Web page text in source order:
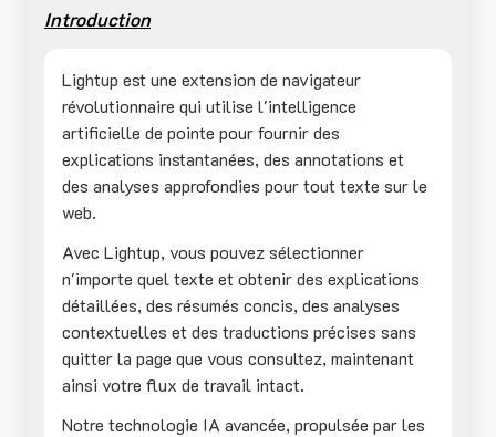
Introduction
Lightup est une extension de navigateur
révolutionnaire qui utilise l'intelligence
artificielle de pointe pour fournir des
explications instantanées, des annotations et
des analyses approfondies pour tout texte sur le
web.
Avec Lightup, vous pouvez sélectionner
n'importe quel texte et obtenir des explications
détaillées, des résumés concis, des analyses
contextuelles et des traductions précises sans
quitter la page que vous consultez, maintenant
ainsi votre flux de travail intact.
Notre technologie IA avancée, propulsée par les